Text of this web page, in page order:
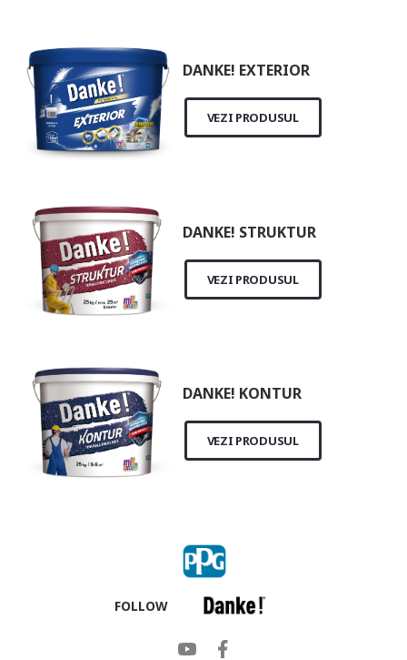
DANKE! EXTERIOR
VEZI PRODUSUL
DANKE! STRUKTUR
VEZI PRODUSUL
DANKE! KONTUR
VEZI PRODUSUL
FOLLOW